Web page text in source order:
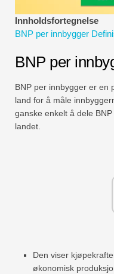
Økonomiske
Fullstendig format
Innholdsfortegnelse
BNP per innbygger
BNP per
BNP per innbygger er en
land for å måle
ganske enkelt å dele
landet.
Den viser
økonomisk